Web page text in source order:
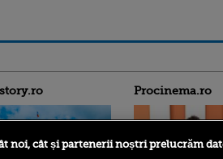
Procinema.ro
noi, cât și partenerii noștri prelucrăm